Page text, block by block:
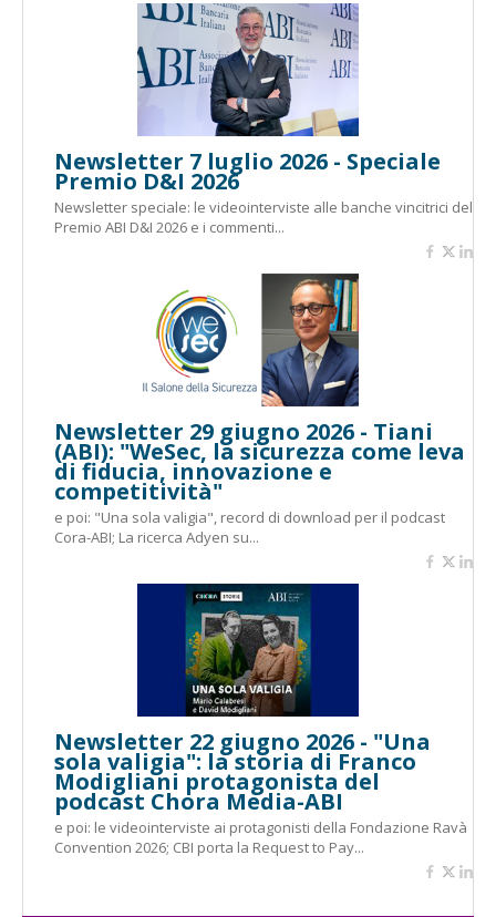
Newsletter 7 luglio 2026 - Speciale
Premio D&I 2026
Newsletter speciale: le videointerviste alle banche vincitrici del
Premio ABI D&I 2026 e i commenti...
Newsletter 29 giugno 2026 - Tiani
(ABI): "WeSec, la sicurezza come leva
di fiducia, innovazione e
competitività"
e poi: "Una sola valigia", record di download per il podcast
Cora-ABI; La ricerca Adyen su...
Newsletter 22 giugno 2026 - "Una
sola valigia": la storia di Franco
Modigliani protagonista del
podcast Chora Media-ABI
e poi: le videointerviste ai protagonisti della Fondazione Ravà
Convention 2026; CBI porta la Request to Pay...